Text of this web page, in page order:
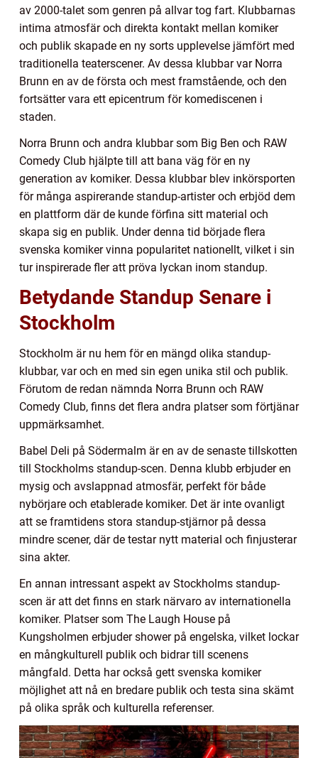
av 2000-talet som genren på allvar tog fart. Klubbarnas
intima atmosfär och direkta kontakt mellan komiker
och publik skapade en ny sorts upplevelse jämfört med
traditionella teaterscener. Av dessa klubbar var Norra
Brunn en av de första och mest framstående, och den
fortsätter vara ett epicentrum för komediscenen i
staden.
Norra Brunn och andra klubbar som Big Ben och RAW
Comedy Club hjälpte till att bana väg för en ny
generation av komiker. Dessa klubbar blev inkörsporten
för många aspirerande standup-artister och erbjöd dem
en plattform där de kunde förfina sitt material och
skapa sig en publik. Under denna tid började flera
svenska komiker vinna popularitet nationellt, vilket i sin
tur inspirerade fler att pröva lyckan inom standup.
Betydande Standup Senare i
Stockholm
Stockholm är nu hem för en mängd olika standup-
klubbar, var och en med sin egen unika stil och publik.
Förutom de redan nämnda Norra Brunn och RAW
Comedy Club, finns det flera andra platser som förtjänar
uppmärksamhet.
Babel Deli på Södermalm är en av de senaste tillskotten
till Stockholms standup-scen. Denna klubb erbjuder en
mysig och avslappnad atmosfär, perfekt för både
nybörjare och etablerade komiker. Det är inte ovanligt
att se framtidens stora standup-stjärnor på dessa
mindre scener, där de testar nytt material och finjusterar
sina akter.
En annan intressant aspekt av Stockholms standup-
scen är att det finns en stark närvaro av internationella
komiker. Platser som The Laugh House på
Kungsholmen erbjuder shower på engelska, vilket lockar
en mångkulturell publik och bidrar till scenens
mångfald. Detta har också gett svenska komiker
möjlighet att nå en bredare publik och testa sina skämt
på olika språk och kulturella referenser.